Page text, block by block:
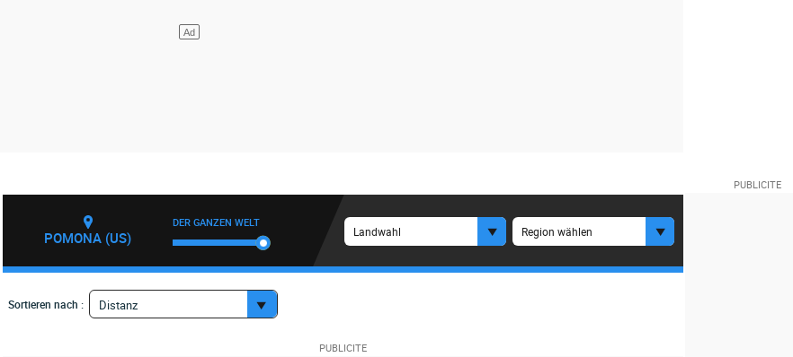
POMONA (US)
DER GANZEN WELT
Landwahl Region wählen
Sortieren nach : Distanz